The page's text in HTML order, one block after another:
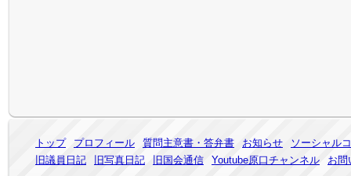
トップ プロフィール 質問主意書・答弁書 お知らせ
ソーシャル
旧議員日記
旧写真日記 旧国会通信 Youtube原口チャンネル お問